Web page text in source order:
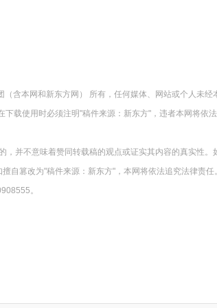
含本网和新东方网） 所有，任何媒体、网站或个人未经
载使用时必须注明"稿件来源：新东方"，违者本网将依
，并不意味着赞同转载稿的观点或证实其内容的真实性。
自篡改为"稿件来源：新东方"，本网将依法追究法律责任。
。